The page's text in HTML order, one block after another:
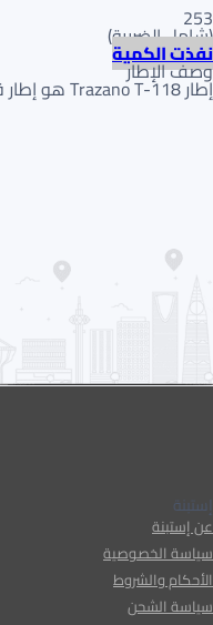
253
(شامل الضريبة)
نفذت الكمية
وصف الإطار
إطار Trazano T-118 هو إطار قياسي لسيارات الركاب يركز على عمر افتراضي طويل. يتميز بمركب متين ودعسة متماثلة لـالتآكل المتساوي والتماسك الموثوق به.
إستبنة
عن إستبنة
سياسة الخصوصية
الأحكام والشروط
سياسة الشحن